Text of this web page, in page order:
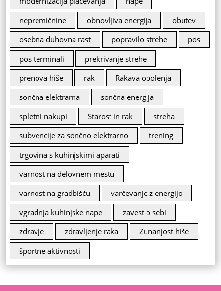
nepremičnine
obnovljiva energija
obutev
osebna duhovna rast
popravilo strehe
pos
pos terminali
prekrivanje strehe
prenova hiše
rak
Rakava obolenja
sončna elektrarna
sončna energija
spletni nakupi
Starost in rak
streha
subvencije za sončno elektrarno
trening
trgovina s kuhinjskimi aparati
varnost na delovnem mestu
varnost na gradbišču
varčevanje z energijo
vgradnja kuhinjske nape
zavest o sebi
zdravje
zdravljenje raka
Zunanjost hiše
športne aktivnosti